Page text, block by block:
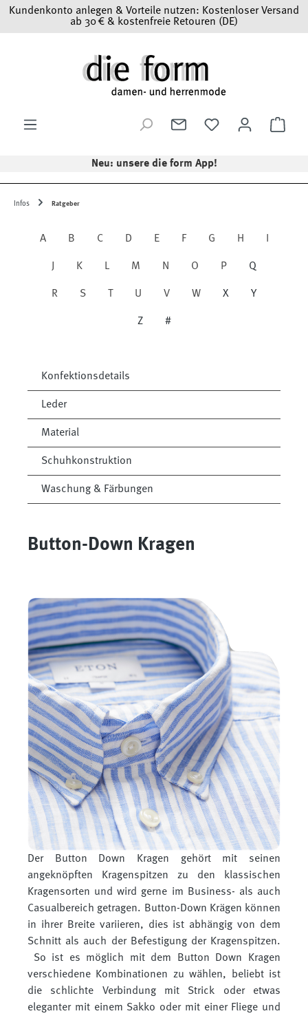
Zum Hauptinhalt springen
Kundenkonto anlegen & Vorteile nutzen: Kostenloser Versand
ab 30 € & kostenfreie Retouren (DE)
Neu: unsere die form App!
Infos Ratgeber
A B C D E F G H
K L M N O P Q
R S U V W X Y
Z #
Konfektionsdetails
Leder
Material
Schuhkonstruktion
Waschung & Färbungen
Button-Down Kragen
Der Button Down Kragen gehört mit seinen
angeknöpften Kragenspitzen zu den klassischen
Kragensorten und wird gerne im Business- als auch
Casualbereich getragen. Button-Down Krägen können
in ihrer Breite variieren, dies ist abhängig von dem
Schnitt als auch der Befestigung der Kragenspitzen.
So ist es möglich mit dem Button Down Kragen
verschiedene Kombinationen zu wählen, beliebt ist
die schlichte Verbindung mit Strick oder etwas
eleganter mit einem Sakko oder mit einer Fliege und